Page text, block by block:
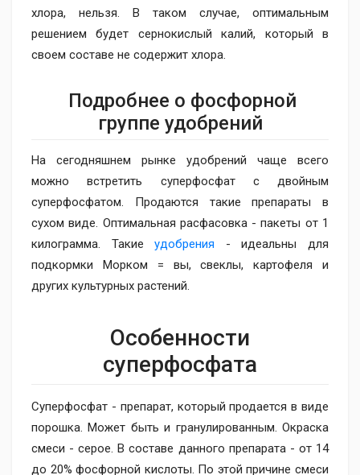
хлора, нельзя. В таком случае, оптимальным
решением будет сернокислый калий, который в
своем составе не содержит хлора.
Подробнее о фосфорной
группе удобрений
На сегодняшнем рынке удобрений чаще всего
можно встретить суперфосфат с двойным
суперфосфатом. Продаются такие препараты в
сухом виде. Оптимальная расфасовка - пакеты от 1
килограмма. Такиеудобрения - идеальны для
подкормки Морком = вы, свеклы, картофеля и
других культурных растений.
Особенности
суперфосфата
Суперфосфат - препарат, который продается в виде
порошка. Может быть и гранулированным. Окраска
смеси - серое. В составе данного препарата - от 14
до 20% фосфорной кислоты. По этой причине смеси